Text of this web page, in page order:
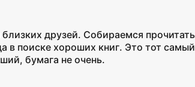
друзей. Собираемся
в поиске хороших книг. Это тот
бумага не очень.